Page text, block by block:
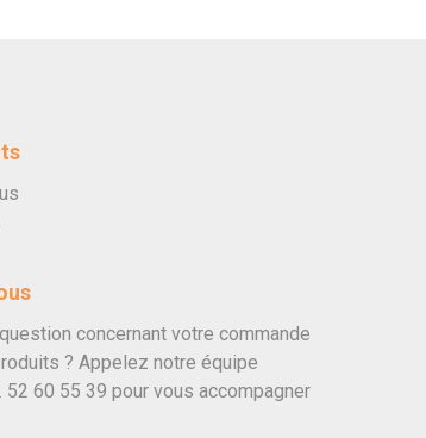
concernant votre commande
? Appelez notre équipe
52 60 55 39 pour vous accompagner